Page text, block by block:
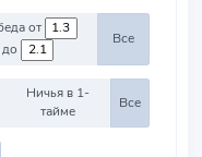
Победа от
до
Все
Ничья в 1-
тайме
Все